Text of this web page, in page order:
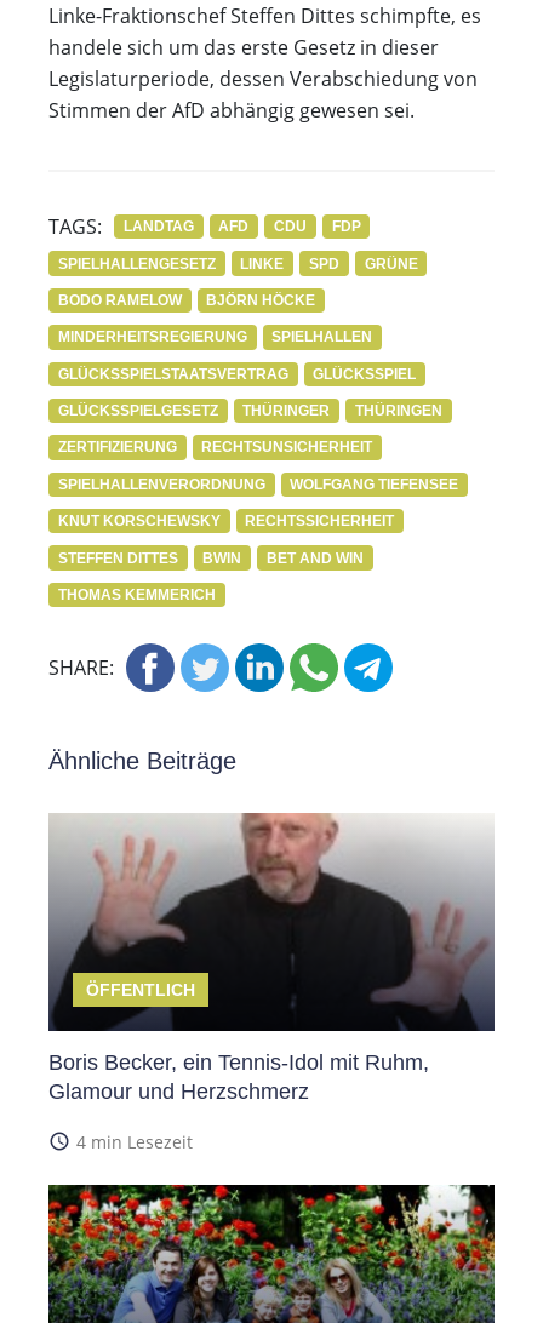
Linke-Fraktionschef Steffen Dittes schimpfte, es
handele sich um das erste Gesetz in dieser
Legislaturperiode, dessen Verabschiedung von
Stimmen der AfD abhängig gewesen sei.
TAGS: LANDTAG AFD CDU FDP
SPIELHALLENGESETZ LINKE SPD GRÜNE
BODO RAMELOW BJÖRN HÖCKE
MINDERHEITSREGIERUNG SPIELHALLEN
GLÜCKSSPIELSTAATSVERTRAG GLÜCKSSPIEL
GLÜCKSSPIELGESETZ THÜRINGER THÜRINGEN
ZERTIFIZIERUNG RECHTSUNSICHERHEIT
SPIELHALLENVERORDNUNG WOLFGANG TIEFENSEE
KNUT KORSCHEWSKY RECHTSSICHERHEIT
STEFFEN DITTES BWIN BET AND WIN
THOMAS KEMMERICH
SHARE:
Ähnliche Beiträge
ÖFFENTLICH
Boris Becker, ein Tennis-Idol mit Ruhm,
Glamour und Herzschmerz
access_time 4 min Lesezeit